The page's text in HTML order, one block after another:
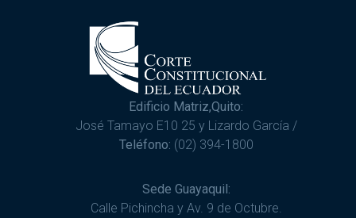
Edificio Matriz,Quito:
José Tamayo E10 25 y Lizardo García /
Teléfono: (02) 394-1800
Sede Guayaquil:
Calle Pichincha y Av. 9 de Octubre.